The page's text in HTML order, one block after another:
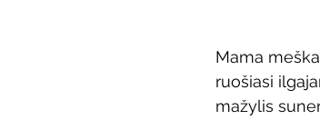
Literatų klubo veikla
Mama
ruošiasi
mažylis